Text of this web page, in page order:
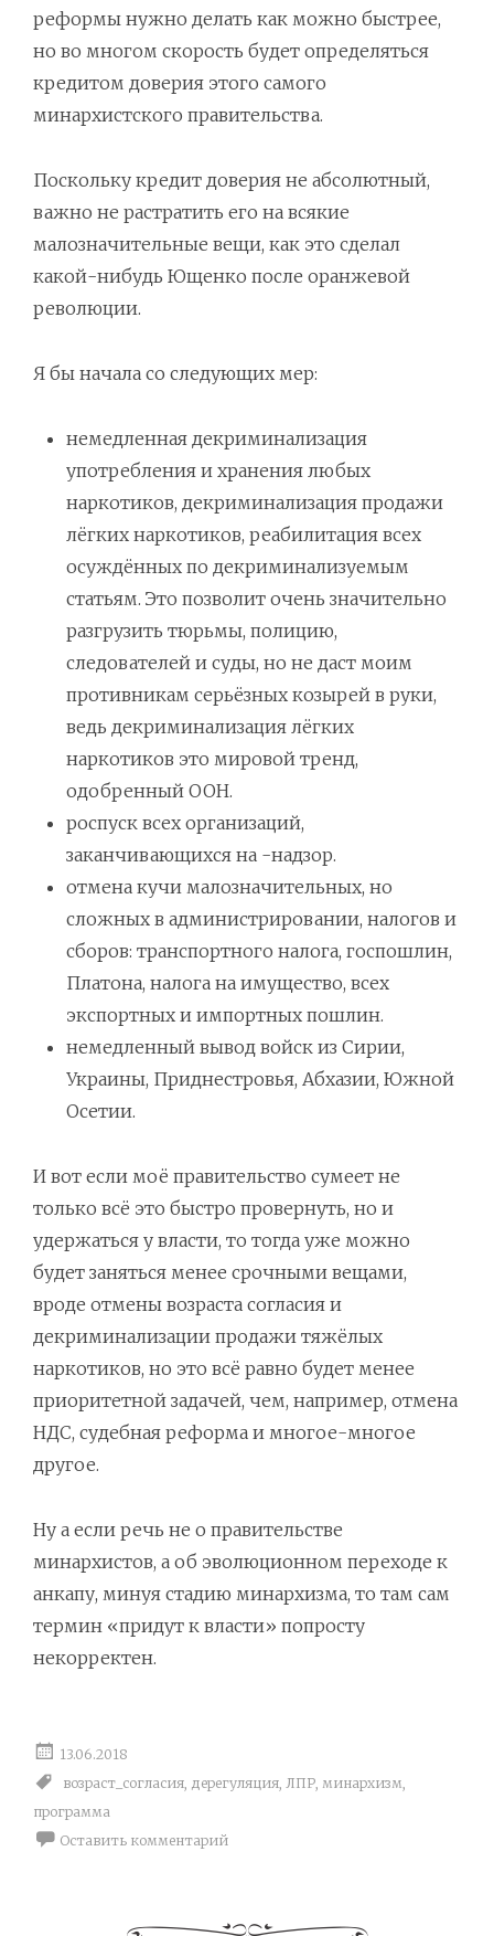
реформы нужно делать как можно быстрее,
но во многом скорость будет определяться
кредитом доверия этого самого
минархистского правительства.
Поскольку кредит доверия не абсолютный,
важно не растратить его на всякие
малозначительные вещи, как это сделал
какой-нибудь Ющенко после оранжевой
революции.
Я бы начала со следующих мер:
немедленная декриминализация
употребления и хранения любых
наркотиков, декриминализация продажи
лёгких наркотиков, реабилитация всех
осуждённых по декриминализуемым
статьям. Это позволит очень значительно
разгрузить тюрьмы, полицию,
следователей и суды, но не даст моим
противникам серьёзных козырей в руки,
ведь декриминализация лёгких
наркотиков это мировой тренд,
одобренный ООН.
роспуск всех организаций,
заканчивающихся на -надзор.
отмена кучи малозначительных, но
сложных в администрировании, налогов и
сборов: транспортного налога, госпошлин,
Платона, налога на имущество, всех
экспортных и импортных пошлин.
немедленный вывод войск из Сирии,
Украины, Приднестровья, Абхазии, Южной
Осетии.
И вот если моё правительство сумеет не
только всё это быстро провернуть, но и
удержаться у власти, то тогда уже можно
будет заняться менее срочными вещами,
вроде отмены возраста согласия и
декриминализации продажи тяжёлых
наркотиков, но это всё равно будет менее
приоритетной задачей, чем, например, отмена
НДС, судебная реформа и многое-многое
другое.
Ну а если речь не о правительстве
минархистов, а об эволюционном переходе к
анкапу, минуя стадию минархизма, то там сам
термин «придут к власти» попросту
некорректен.
13.06.2018
возраст_согласия, дерегуляция, ЛПР, минархизм,
программа
Оставить комментарий